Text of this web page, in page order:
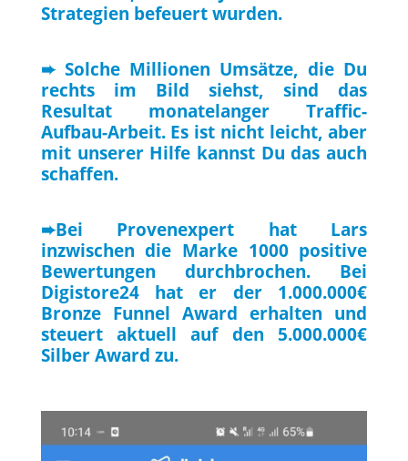
Strategien befeuert wurden.
➨ Solche Millionen Umsätze, die Du
rechts im Bild siehst, sind das
Resultat monatelanger Traffic-
Aufbau-Arbeit. Es ist nicht leicht, aber
mit unserer Hilfe kannst Du das auch
schaffen.
➨Bei Provenexpert hat Lars
inzwischen die Marke 1000 positive
Bewertungen durchbrochen. Bei
Digistore24 hat er der 1.000.000€
Bronze Funnel Award erhalten und
steuert aktuell auf den 5.000.000€
Silber Award zu.